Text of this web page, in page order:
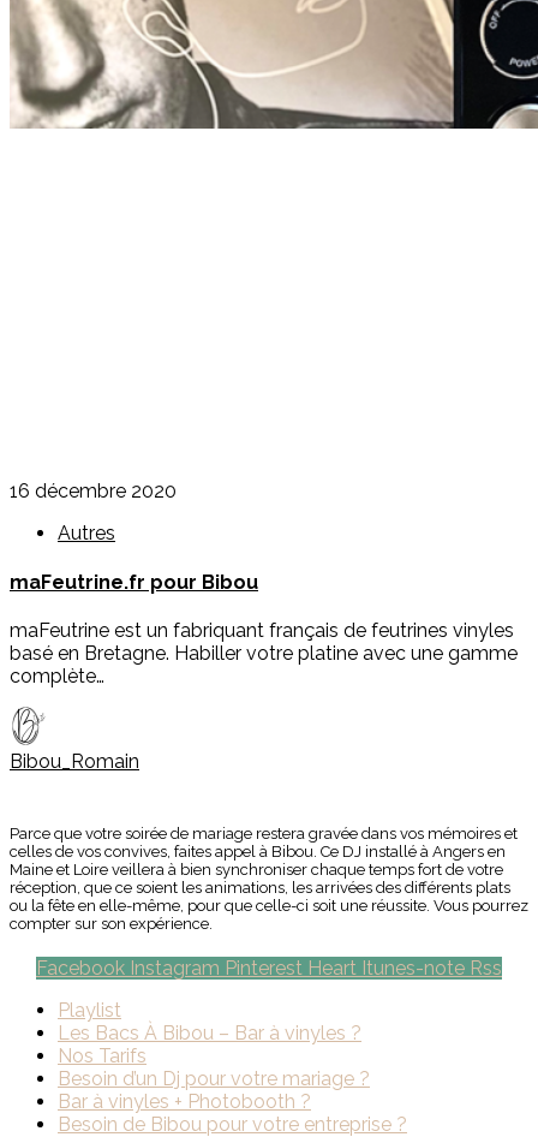
16 décembre 2020
Autres
maFeutrine.fr pour Bibou
maFeutrine est un fabriquant français de feutrines vinyles
basé en Bretagne. Habiller votre platine avec une gamme
complète…
Bibou_Romain
Parce que votre soirée de mariage restera gravée dans vos mémoires et
celles de vos convives, faites appel à Bibou. Ce DJ installé à Angers en
Maine et Loire veillera à bien synchroniser chaque temps fort de votre
réception, que ce soient les animations, les arrivées des différents plats
ou la fête en elle-même, pour que celle-ci soit une réussite. Vous pourrez
compter sur son expérience.
Facebook Instagram Pinterest Heart Itunes-note Rss
Playlist
Les Bacs À Bibou – Bar à vinyles ?
Nos Tarifs
Besoin d’un Dj pour votre mariage ?
Bar à vinyles + Photobooth ?
Besoin de Bibou pour votre entreprise ?